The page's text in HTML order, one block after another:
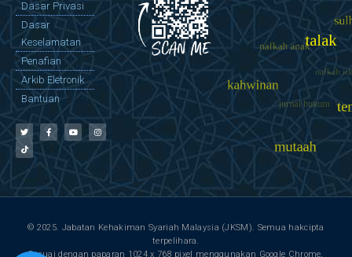
Dasar Privasi
Dasar
Keselamatan
Penafian
Arkib Eletronik
Bantuan
© 2025. Jabatan Kehakiman Syariah Malaysia (JKSM). Semua hakcipta
terpelihara.
Sesuai dengan paparan 1024 x 768 pixel menggunakan Google Chrome,